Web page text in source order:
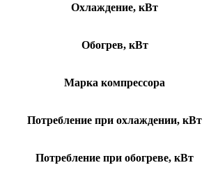
Охлаждение, кВт
Обогрев, кВт
Марка компрессора
Потребление при охлаждении, кВт
Потребление при обогреве, кВт